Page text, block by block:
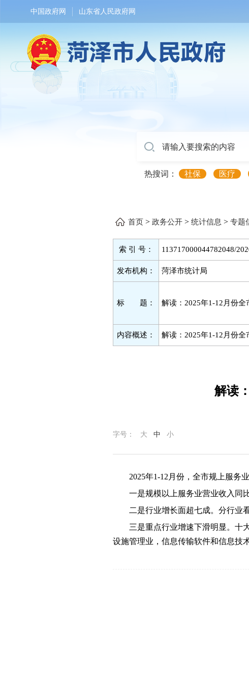
中国政府网 山东省人民政府网
热搜词： 社保 医疗
首页> 政务公开> 统计信息 > 专题
索 引 号： 113717000044782048/
发布机构： 菏泽市统计局
标 题： 解读：2025年1-12月份
内容概述： 解读：2025年1-12月份
解读
字号： 大 中 小
2025年1-12月 份，全市规上服务业
一是规模以上服务业营业收入同
二是行业增长面超七成。分行业
三是重点行业增速下滑明显。十
设施管理业，信息传输软件和信息技